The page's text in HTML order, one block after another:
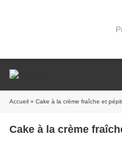
Accueil » Cake à la crème fraîche et
Cake à la crème